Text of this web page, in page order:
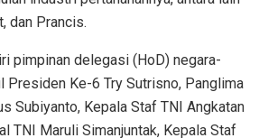
dan Prancis.
pimpinan delegasi (HoD) negara-
Presiden Ke-6 Try Sutrisno, Panglima
Subiyanto, Kepala Staf TNI Angkatan
TNI Maruli Simanjuntak, Kepala Staf